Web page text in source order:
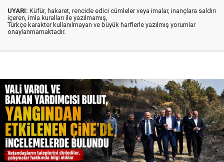
UYARI: Küfür, hakaret, rencide edici cümleler veya imalar, inançlara saldırı
içeren, imla kuralları ile yazılmamış,
Türkçe karakter kullanılmayan ve büyük harflerle yazılmış yorumlar
onaylanmamaktadır.